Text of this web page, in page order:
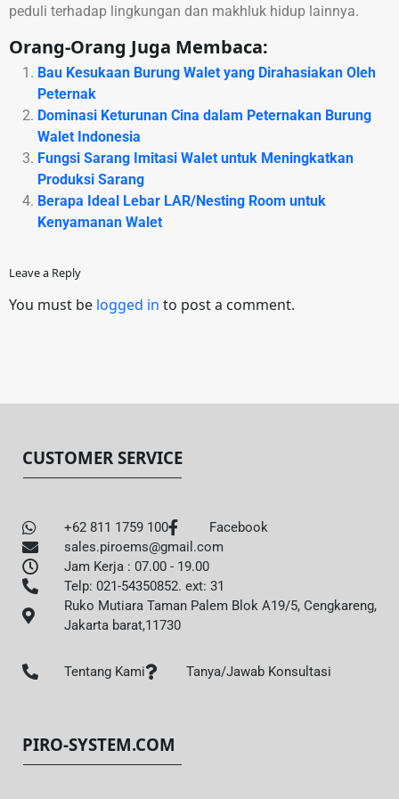
peduli terhadap lingkungan dan makhluk hidup lainnya.
Orang-Orang Juga Membaca:
Bau Kesukaan Burung Walet yang Dirahasiakan Oleh
Peternak
Dominasi Keturunan Cina dalam Peternakan Burung
Walet Indonesia
Fungsi Sarang Imitasi Walet untuk Meningkatkan
Produksi Sarang
Berapa Ideal Lebar LAR/Nesting Room untuk
Kenyamanan Walet
Leave a Reply
You must be logged in to post a comment.
CUSTOMER SERVICE
+62 811 1759 100
Facebook
sales.piroems@gmail.com
Jam Kerja : 07.00 - 19.00
Telp: 021-54350852. ext: 31
Ruko Mutiara Taman Palem Blok A19/5, Cengkareng,
Jakarta barat,11730
Tentang Kami Tanya/Jawab Konsultasi
PIRO-SYSTEM.COM